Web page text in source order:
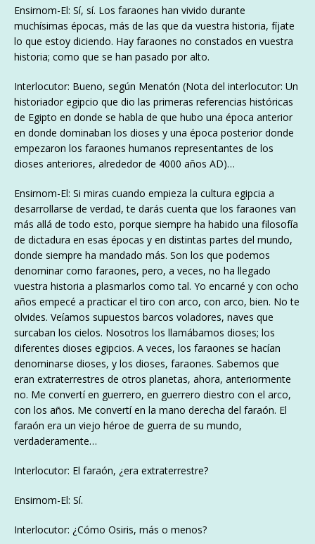
Ensirnom-El: Sí, sí. Los faraones han vivido durante
muchísimas épocas, más de las que da vuestra historia, fíjate
lo que estoy diciendo. Hay faraones no constados en vuestra
historia; como que se han pasado por alto.
Interlocutor: Bueno, según Menatón (Nota del interlocutor: Un
historiador egipcio que dio las primeras referencias históricas
de Egipto en donde se habla de que hubo una época anterior
en donde dominaban los dioses y una época posterior donde
empezaron los faraones humanos representantes de los
dioses anteriores, alrededor de 4000 años AD)…
Ensirnom-El: Si miras cuando empieza la cultura egipcia a
desarrollarse de verdad, te darás cuenta que los faraones van
más allá de todo esto, porque siempre ha habido una filosofía
de dictadura en esas épocas y en distintas partes del mundo,
donde siempre ha mandado más. Son los que podemos
denominar como faraones, pero, a veces, no ha llegado
vuestra historia a plasmarlos como tal. Yo encarné y con ocho
años empecé a practicar el tiro con arco, con arco, bien. No te
olvides. Veíamos supuestos barcos voladores, naves que
surcaban los cielos. Nosotros los llamábamos dioses; los
diferentes dioses egipcios. A veces, los faraones se hacían
denominarse dioses, y los dioses, faraones. Sabemos que
eran extraterrestres de otros planetas, ahora, anteriormente
no. Me convertí en guerrero, en guerrero diestro con el arco,
con los años. Me convertí en la mano derecha del faraón. El
faraón era un viejo héroe de guerra de su mundo,
verdaderamente…
Interlocutor: El faraón, ¿era extraterrestre?
Ensirnom-El: Sí.
Interlocutor: ¿Cómo Osiris, más o menos?